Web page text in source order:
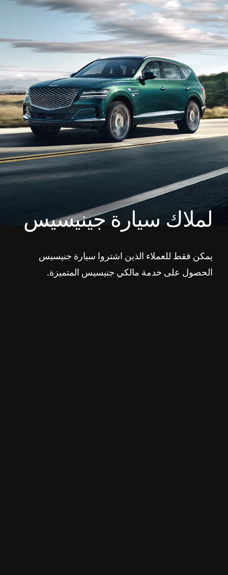
لملاك سيارة جينيسيس
يمكن فقط للعملاء الذين اشتروا سيارة جنيسيس
الحصول على خدمة مالكي جنيسيس المتميزة.